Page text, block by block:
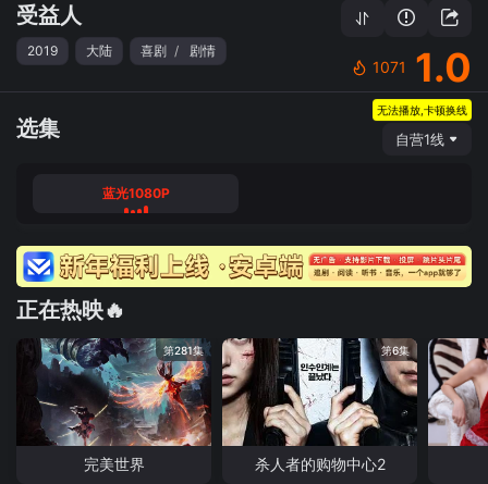
受益人
2019 大陆 喜剧 / 剧情
1071 1.0
选集
无法播放,卡顿换线
自营1线
蓝光1080P
正在热映🔥
第281集
完美世界
第6集
杀人者的购物中心2